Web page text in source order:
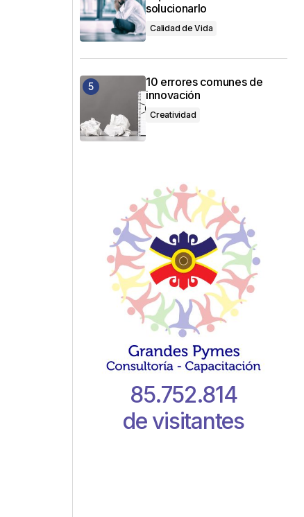
solucionarlo
Calidad de Vida
10 errores comunes de
innovación
Creatividad
85.752.814
de visitantes